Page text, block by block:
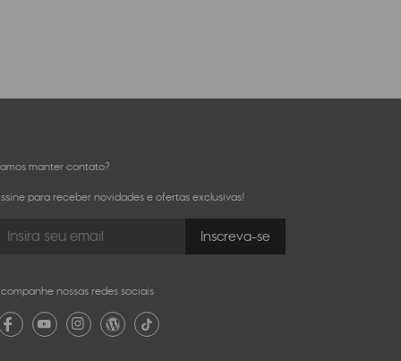
manter contato?
para receber novidades e ofertas exclusivas!
nossas redes sociais